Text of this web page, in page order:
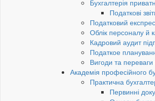
Бухгалтерія
Податкові
Податковий
Облік персоналу й
Кадровий аудит
Податкое
Вигоди та переваги
Академія професійного
Практична
Первинні